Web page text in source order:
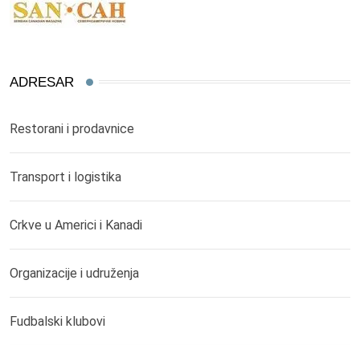
ADRESAR
Restorani i prodavnice
Transport i logistika
Crkve u Americi i Kanadi
Organizacije i udruženja
Fudbalski klubovi